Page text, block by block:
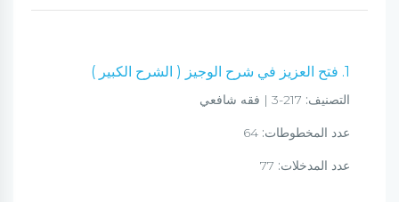
1. فتح العزيز في شرح الوجيز ( الشرح الكبير )
التصنيف:
عدد المخطوطات:
عدد المدخلات: